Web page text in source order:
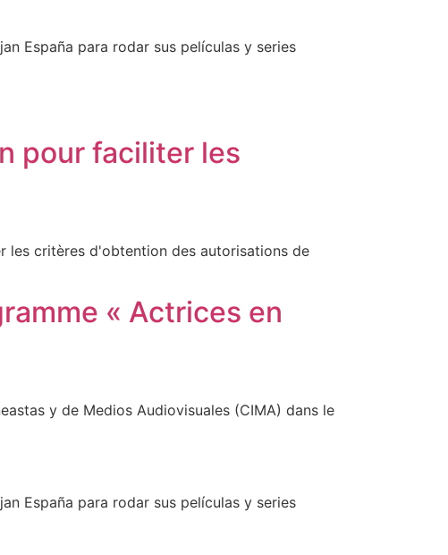
España para rodar sus películas y series
pour faciliter les
les critères d'obtention des autorisations de
« Actrices en
y de Medios Audiovisuales (CIMA) dans le
España para rodar sus películas y series